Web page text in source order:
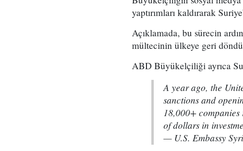
yaptırımları kaldırarak
Açıklamada, bu sürecin
mültecinin ülkeye geri
ABD Büyükelçiliği ayrıca
A year ago, the
sanctions and
18,000+
of dollars in
— U.S. Embassy